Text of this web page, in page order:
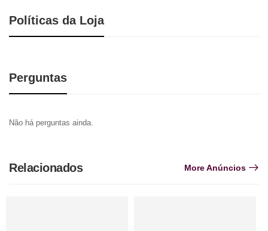
Políticas da Loja
Perguntas
Não há perguntas ainda.
Relacionados More Anúncios